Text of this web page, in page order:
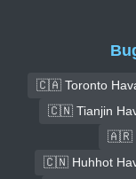
🇨🇦 Toronto
🇨🇳 Tianjin
🇦🇷
🇨🇳 Huhhot